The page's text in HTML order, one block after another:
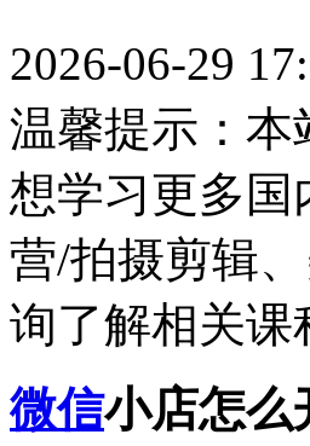
2026-06-29
温馨提示：本
想学习更多
营/拍摄剪辑
询了解相关课
微信小店怎么